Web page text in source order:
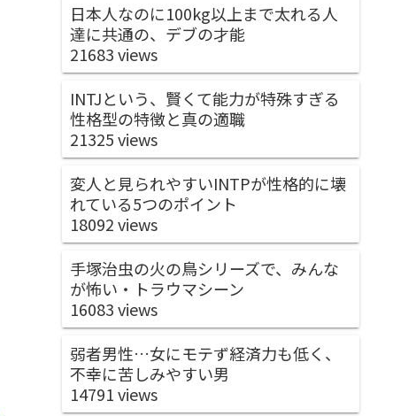
日本人なのに100kg以上まで太れる人
達に共通の、デブの才能
21683 views
INTJという、賢くて能力が特殊すぎる
性格型の特徴と真の適職
21325 views
変人と見られやすいINTPが性格的に壊
れている5つのポイント
18092 views
手塚治虫の火の鳥シリーズで、みんな
が怖い・トラウマシーン
16083 views
弱者男性…女にモテず経済力も低く、
不幸に苦しみやすい男
14791 views